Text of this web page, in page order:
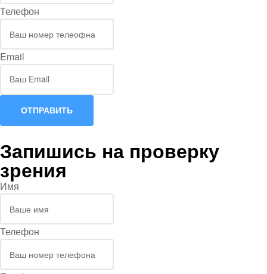
Телефон
Email
ОТПРАВИТЬ
Запишись на проверку
зрения
Имя
Телефон